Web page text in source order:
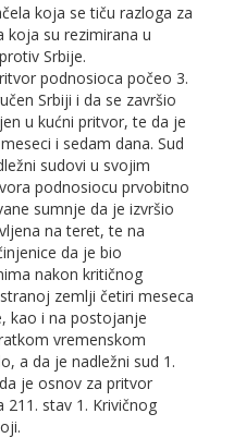
koja se tiču razloga za
su rezimirana u
Srbije.
podnosioca počeo 3.
Srbiji i da se završio
u kućni pritvor, te da je
i sedam dana. Sud
sudovi u svojim
podnosiocu prvobitno
sumnje da je izvršio
na teret, te na
da je bio
nakon kritičnog
zemlјi četiri meseca
kao i na postojanje
vremenskom
a da je nadležni sud 1.
je osnov za pritvor
stav 1. Krivičnog